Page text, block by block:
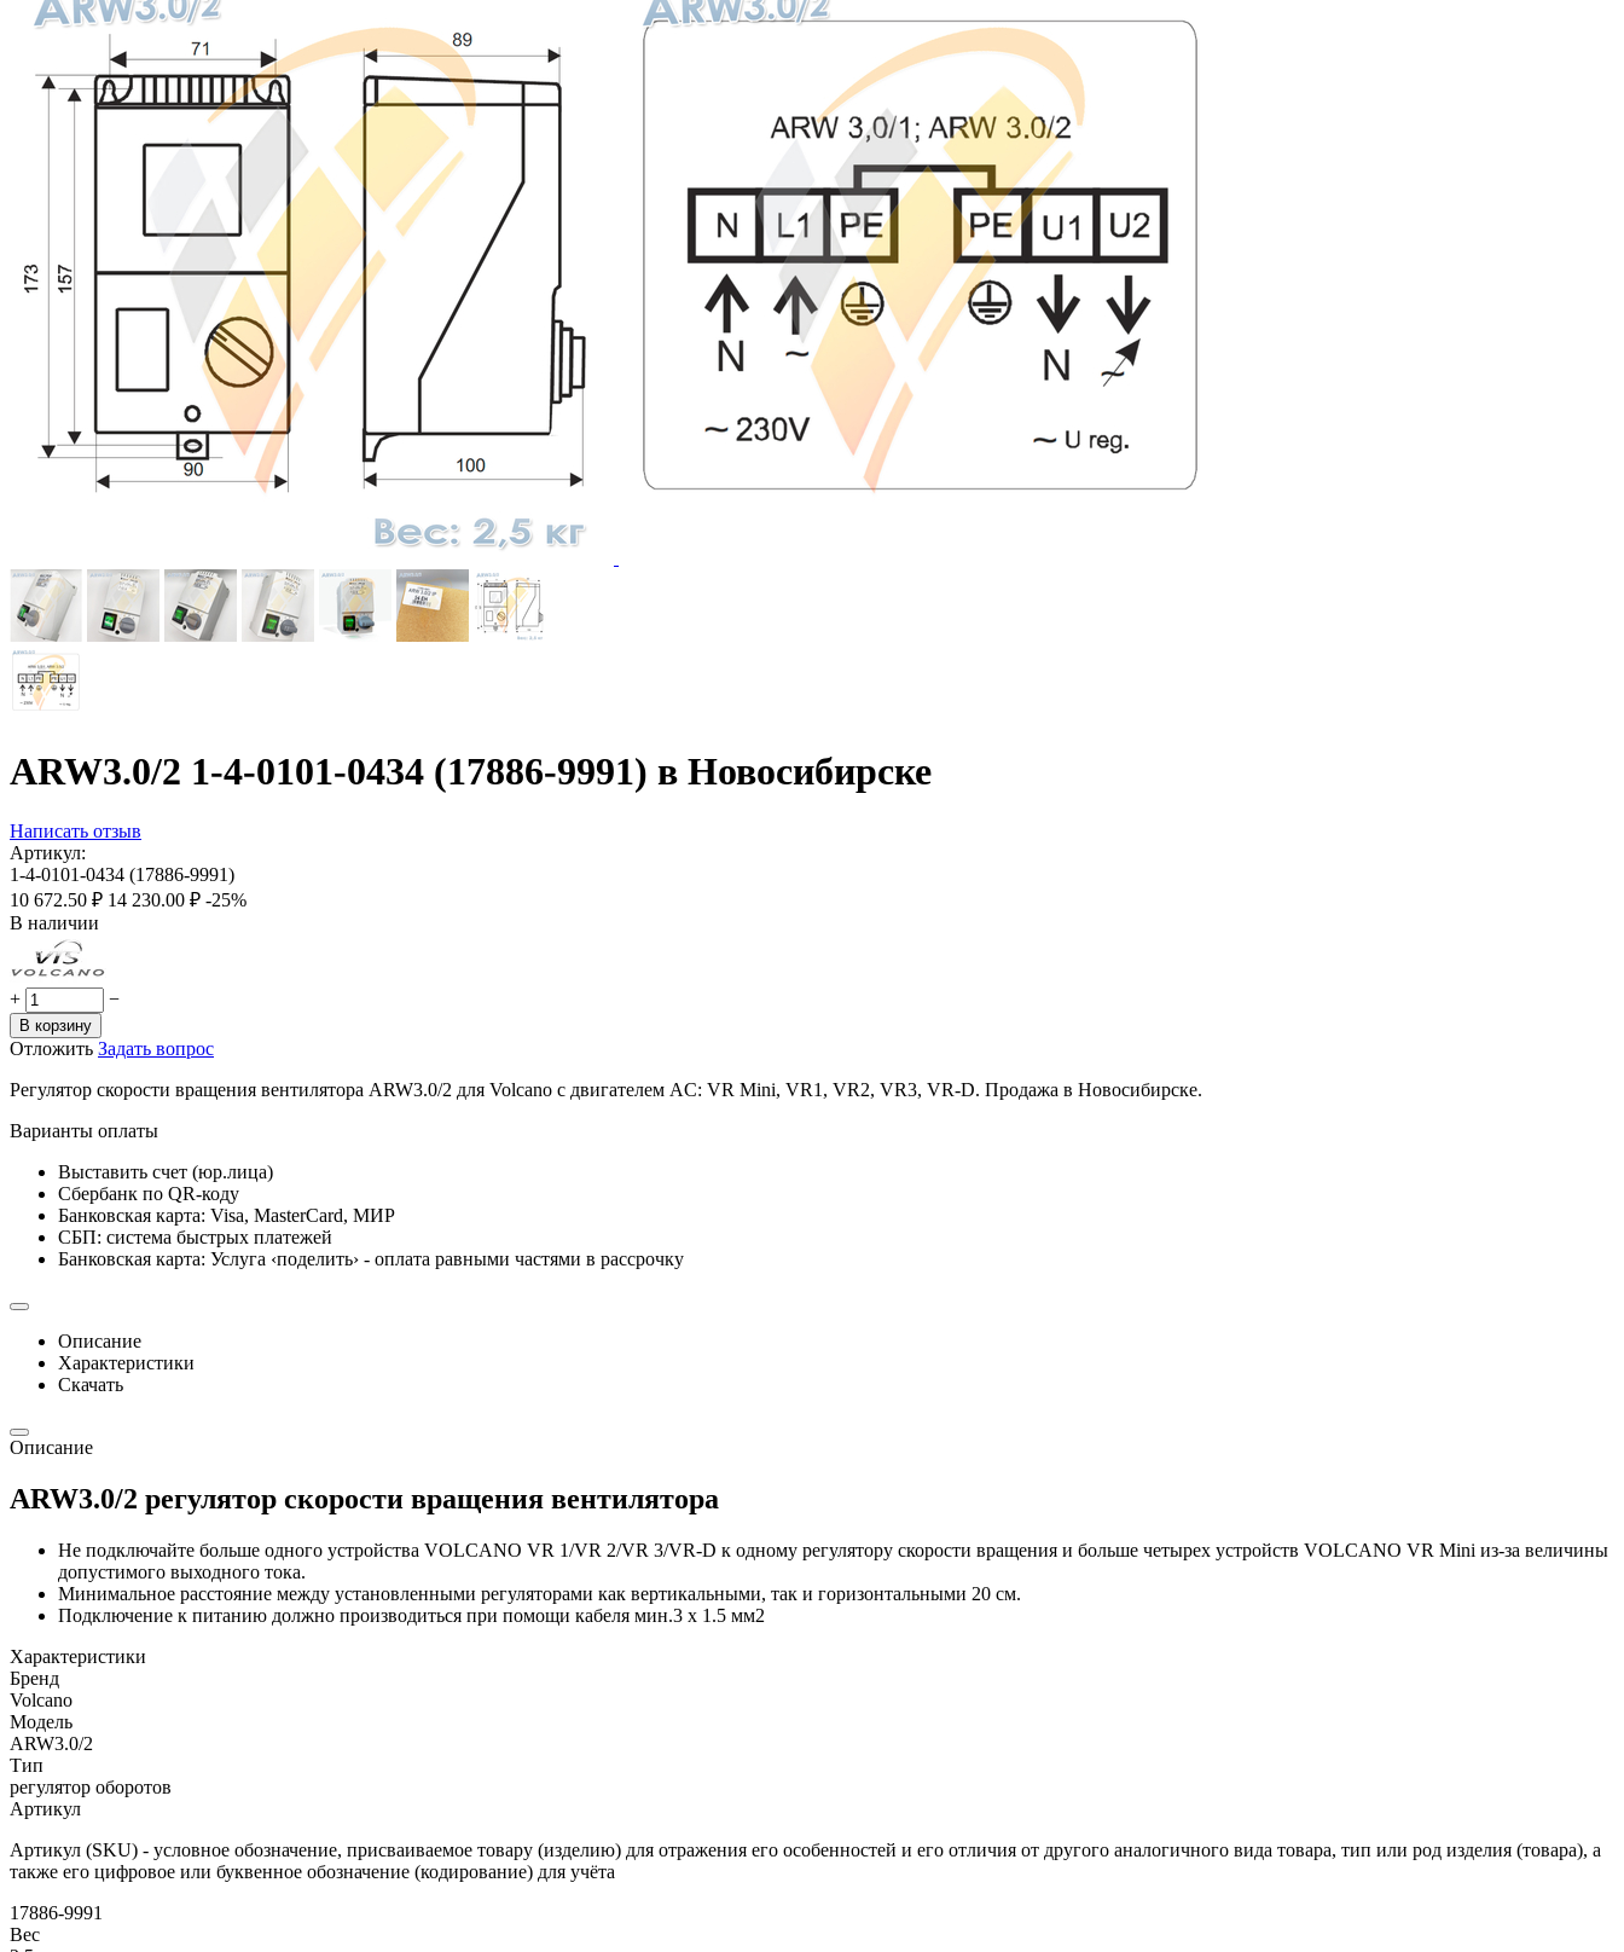
ARW3.0/2 1-4-0101-0434 (17886-9991) в Новосибирске
Написать отзыв
Артикул:
1-4-0101-0434 (17886-9991)
10 672.50 ₽ 14 230.00 ₽ -25%
В наличии
+ −
В корзину
Отложить Задать вопрос
Регулятор скорости вращения вентилятора ARW3.0/2 для Volcano с двигателем AC: VR Mini, VR1, VR2, VR3, VR-D. Продажа в Новосибирске.
Варианты оплаты
Выставить счет (юр.лица)
Сбербанк по QR-коду
Банковская карта: Visa, MasterCard, МИР
СБП: система быстрых платежей
Банковская карта: Услуга ‹поделить› - оплата равными частями в рассрочку
Описание
Характеристики
Скачать
Описание
ARW3.0/2 регулятор скорости вращения вентилятора
Не подключайте больше одного устройства VOLCANO VR 1/VR 2/VR 3/VR-D к одному регулятору скорости вращения и больше четырех устройств VOLCANO VR Mini из-за величины
допустимого выходного тока.
Минимальное расстояние между установленными регуляторами как вертикальными, так и горизонтальными 20 см.
Подключение к питанию должно производиться при помощи кабеля мин.3 x 1.5 мм2
Характеристики
Бренд
Volcano
Модель
ARW3.0/2
Тип
регулятор оборотов
Артикул
Артикул (SKU) - условное обозначение, присваиваемое товару (изделию) для отражения его особенностей и его отличия от другого аналогичного вида товара, тип или род изделия (товара), а
также его цифровое или буквенное обозначение (кодирование) для учёта
17886-9991
Вес